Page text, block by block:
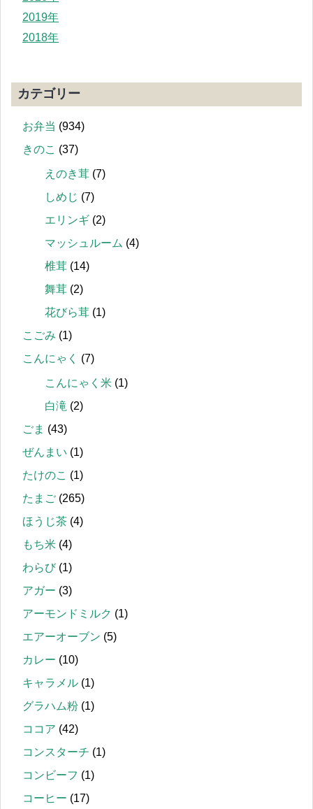
2019年
2018年
カテゴリー
お弁当 (934)
きのこ (37)
えのき茸 (7)
しめじ (7)
エリンギ (2)
マッシュルーム (4)
椎茸 (14)
舞茸 (2)
花びら茸 (1)
こごみ (1)
こんにゃく
(7)
こんにゃく米 (1)
白滝 (2)
ごま (43)
ぜんまい (1)
たけのこ (1)
たまご (265)
ほうじ茶 (4)
もち米 (4)
わらび(1)
アガー (3)
アーモンドミルク (1)
エアーオーブン (5)
カレー (10)
キャラメル (1)
グラハム粉 (1)
ココア (42)
コンスターチ (1)
コンビーフ (1)
コーヒー (17)